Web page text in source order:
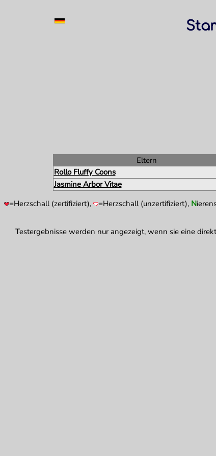
Eltern
Rollo Fluffy Coons
Jasmine Arbor Vitae
=Herzschall (zertifiziert),
=Herzschall (unzertifiziert), N
Testergebnisse werden nur angezeigt, wenn sie eine